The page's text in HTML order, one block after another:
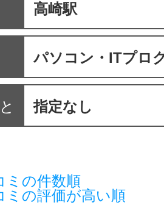
駅・路線か
通信講座を
やりたいこ
高崎駅
パソコン・ITプログラ
指定なし
ミの件数順
ミの評価が高い順